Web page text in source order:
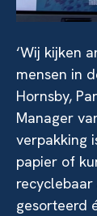
‘Wij kijken
mensen in
Hornsby,
Manager
verpakking
papier of
gesorteerd